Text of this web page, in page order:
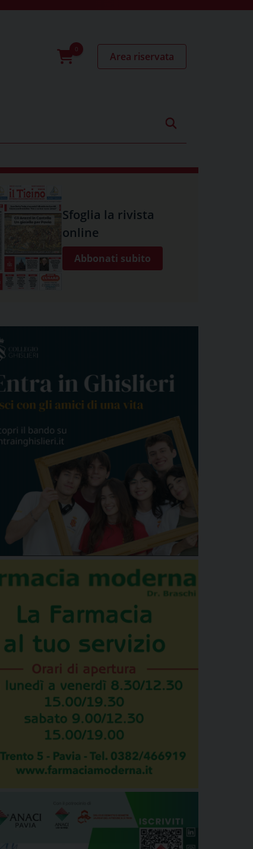
0
Area riservata
Sfoglia la rivista
online
Abbonati subito